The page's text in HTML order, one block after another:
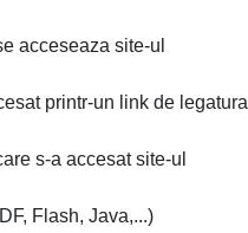
acceseaza site-ul
printr-un link de legatura
s-a accesat site-ul
Flash, Java,...)